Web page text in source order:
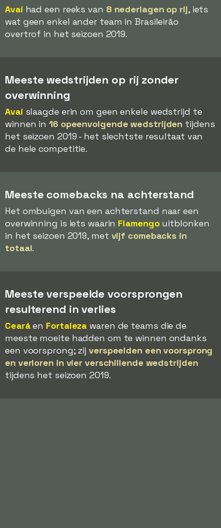
Avaíhad een reeks van 8 nederlagen op rij, iets
wat geen enkel ander team in Brasileirão
overtrof in het seizoen 2019.
Meeste wedstrijden op rij zonder
overwinning
Avaíslaagde erin om geen enkele wedstrijd te
winnen in16 opeenvolgende wedstrijden tijdens
het seizoen 2019 - het slechtste resultaat van
de hele competitie.
Meeste comebacks na achterstand
Het ombuigen van een achterstand naar een
overwinning is iets waarin Flamengouitblonken
in het seizoen 2019, met vijf comebacks in
totaal.
Meeste verspeelde voorsprongen
resulterend in verlies
Cearáen Fortaleza waren de teams die de
meeste moeite hadden om te winnen ondanks
een voorsprong; zij verspeelden een voorsprong
en verloren in vier verschillende wedstrijden
tijdens het seizoen 2019.